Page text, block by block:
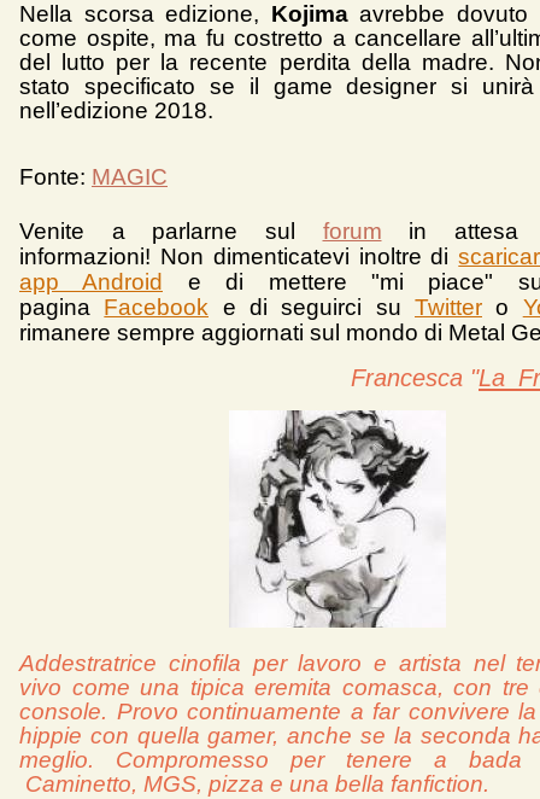
Nella scorsa edizione, Kojima avrebbe dovuto
come ospite, ma fu costretto a cancellare
del lutto per la recente perdita della madre.
stato specificato se il game designer si
nell’edizione 2018.
Fonte: MAGIC
Venite a parlarne sul forum in attesa
informazioni! Non dimenticatevi inoltre di
app Android
e di mettere "mi piace"
pagina Facebook e di seguirci suTwitter o
rimanere sempre aggiornati sul mondo di Metal
Francesca "
Addestratrice cinofila per lavoro e artista nel
vivo come una tipica eremita comasca, con
console. Provo continuamente a far convivere
hippie con quella gamer, anche se la seconda
meglio. Compromesso per tenere a bada
Caminetto, MGS, pizza e una bella fanfiction.